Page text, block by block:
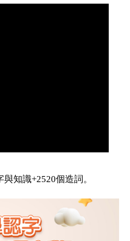
知識+2520個造詞。